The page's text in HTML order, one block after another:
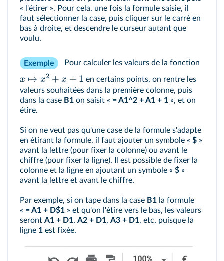
« l'étirer ». Pour cela, une fois la formule saisie, il
faut sélectionner la case, puis cliquer sur le carré en
bas à droite, et descendre le curseur autant que
voulu.
Exemple Pour calculer les valeurs de la fonction
x ↦ x2 + x + 1 en certains points, on rentre les
valeurs souhaitées dans la première colonne, puis
dans la case B1 on saisit « = A1^2 + A1 + 1 », et on
étire.
Si on ne veut pas qu'une case de la formule s'adapte
en étirant la formule, il faut ajouter un symbole « $ »
avant la lettre (pour fixer la colonne) ou avant le
chiffre (pour fixer la ligne). Il est possible de fixer la
colonne et la ligne en ajoutant un symbole « $ »
avant la lettre et avant le chiffre.
Par exemple, si on tape dans la case B1 la formule
« = A1 + D$1 » et qu'on l'étire vers le bas, les valeurs
seront A1 + D1, A2 + D1, A3 + D1, etc. puisque la
ligne 1 est fixée.